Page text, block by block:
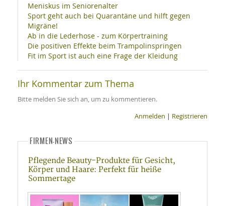
Meniskus im Seniorenalter
Sport geht auch bei Quarantäne und hilft gegen
Migräne!
Ab in die Lederhose - zum Körpertraining
Die positiven Effekte beim Trampolinspringen
Fit im Sport ist auch eine Frage der Kleidung
Ihr Kommentar zum Thema
Bitte melden Sie sich an, um zu kommentieren.
Anmelden | Registrieren
FIRMEN-NEWS
Pflegende Beauty-Produkte für Gesicht,
Körper und Haare: Perfekt für heiße
Sommertage